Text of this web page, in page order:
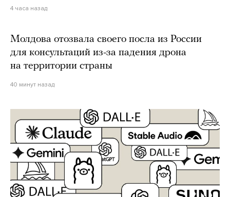
4 часа назад
Молдова отозвала своего посла из России
для консультаций из-за падения дрона
на территории страны
40 минут назад